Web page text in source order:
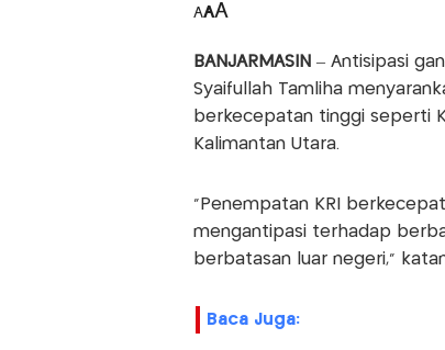
AAA
BANJARMASIN – Antisipasi
Syaifullah Tamliha
berkecepatan tinggi seperti
Kalimantan Utara.
"Penempatan KRI
mengantipasi terhadap
berbatasan luar negeri,"
Baca Juga: